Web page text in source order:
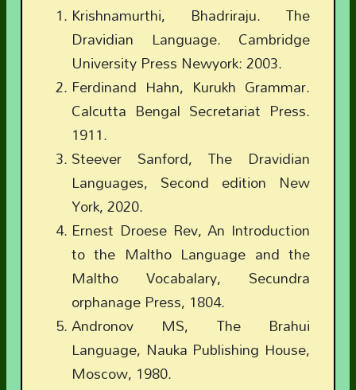
Krishnamurthi, Bhadriraju. The
Dravidian Language. Cambridge
University Press Newyork: 2003.
Ferdinand Hahn, Kurukh Grammar.
Calcutta Bengal Secretariat Press.
1911.
Steever Sanford, The Dravidian
Languages, Second edition New
York, 2020.
Ernest Droese Rev, An Introduction
to the Maltho Language and the
Maltho Vocabalary, Secundra
orphanage Press, 1804.
Andronov MS, The Brahui
Language, Nauka Publishing House,
Moscow, 1980.